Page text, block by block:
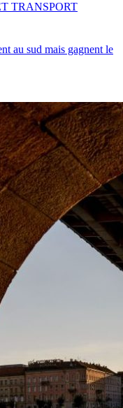
au sud mais gagnent le
TRANSPORT